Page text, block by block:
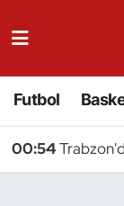
Futbol
00:54